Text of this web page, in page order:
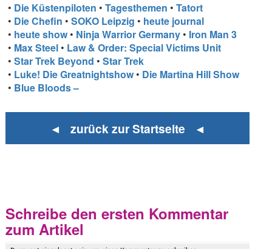
• Die Küstenpiloten •Tagesthemen •Tatort
• Die Chefin •SOKO Leipzig • heute journal
• heute show • Ninja Warrior Germany • Iron Man 3
• Max Steel • Law & Order: Special Victims Unit
•Star Trek Beyond •Star Trek
• Luke! Die Greatnightshow • Die Martina Hill Show
• Blue Bloods –
◄ zurück zur Startseite ◄
Schreibe den ersten Kommentar
zum Artikel